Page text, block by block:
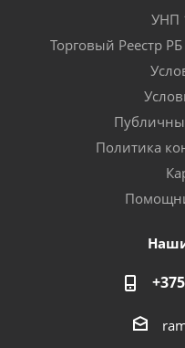
УНП
Торговый Реестр
Политика